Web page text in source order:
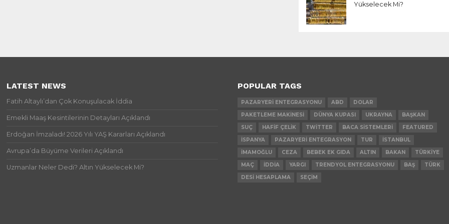
Yükselecek Mi?
LATEST NEWS
Fatih Altaylı’dan Çok Konuşulacak İddia
Emekli Maaş Kesintilerinin Detayları Açıklandı
Erdoğan İmzaladı! 2026 Yılı YAŞ Kararları Açıklandı
Avrupa’da Büyüme Verileri Açıklandı
Uzmanlar Neler Dedi? Altın Yükselecek Mi?
POPULAR TAGS
PAZARYERI ENTEGRASYONU ABD
DOLAR
PAKETLEME MAKINESI
DÜNYA KUPASI UKRAYNA
BAŞKAN
SUÇ
HAFIF ÇELIK TWITTER BACA SISTEMLERI
FEATURED
İSPANYA
PAZARYERI ENTEGRASYON TUR
İSTANBUL
İMAMOĞLU
CEZA BEBEK EK GIDA ALTIN BAKAN
TÜRKIYE
MAÇ
İDDIA YARGI TRENDYOL ENTEGRASYONU BAŞ
TÜRK
DESI HESAPLAMA
SEÇIM